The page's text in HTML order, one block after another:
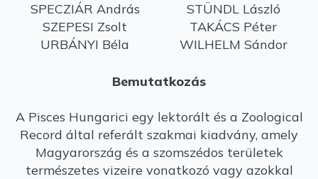
SPECZIÁR András
STÜNDL László
SZEPESI Zsolt
TAKÁCS Péter
URBÁNYI Béla
WILHELM Sándor
Bemutatkozás
A Pisces Hungarici egy lektorált és a Zoological
Record által referált szakmai kiadvány, amely
Magyarország és a szomszédos területek
természetes vizeire vonatkozó vagy azokkal